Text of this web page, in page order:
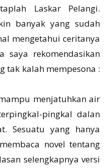
Laskar Pelangi.
banyak yang sudah
mengetahui ceritanya
saya rekomendasikan
tak kalah mempesona :
menjatuhkan air
pingkal dalan
Sesuatu yang hanya
novel tentang
selengkapnya versi